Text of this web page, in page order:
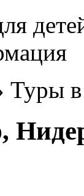
Туры